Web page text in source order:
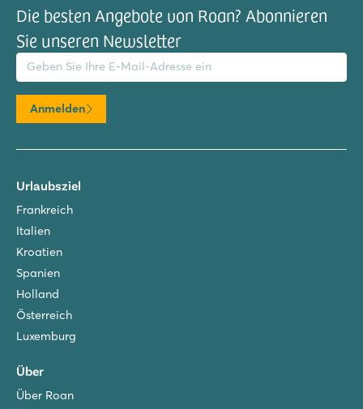
Die besten Angebote von Roan? Abonnieren
Sie unseren Newsletter
Adresse
Anmelden
Urlaubsziel
Frankreich
Italien
Kroatien
Spanien
Holland
Österreich
Luxemburg
Über
Über Roan